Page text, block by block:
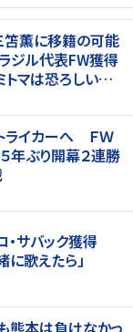
笘薫に移籍の可能
ジル代表FW獲得
マは恐ろしいほ
ライカーへ ＦＷ
年ぶり開幕２連勝
・サバック獲得
歌えたら」
熊本は負けなかっ